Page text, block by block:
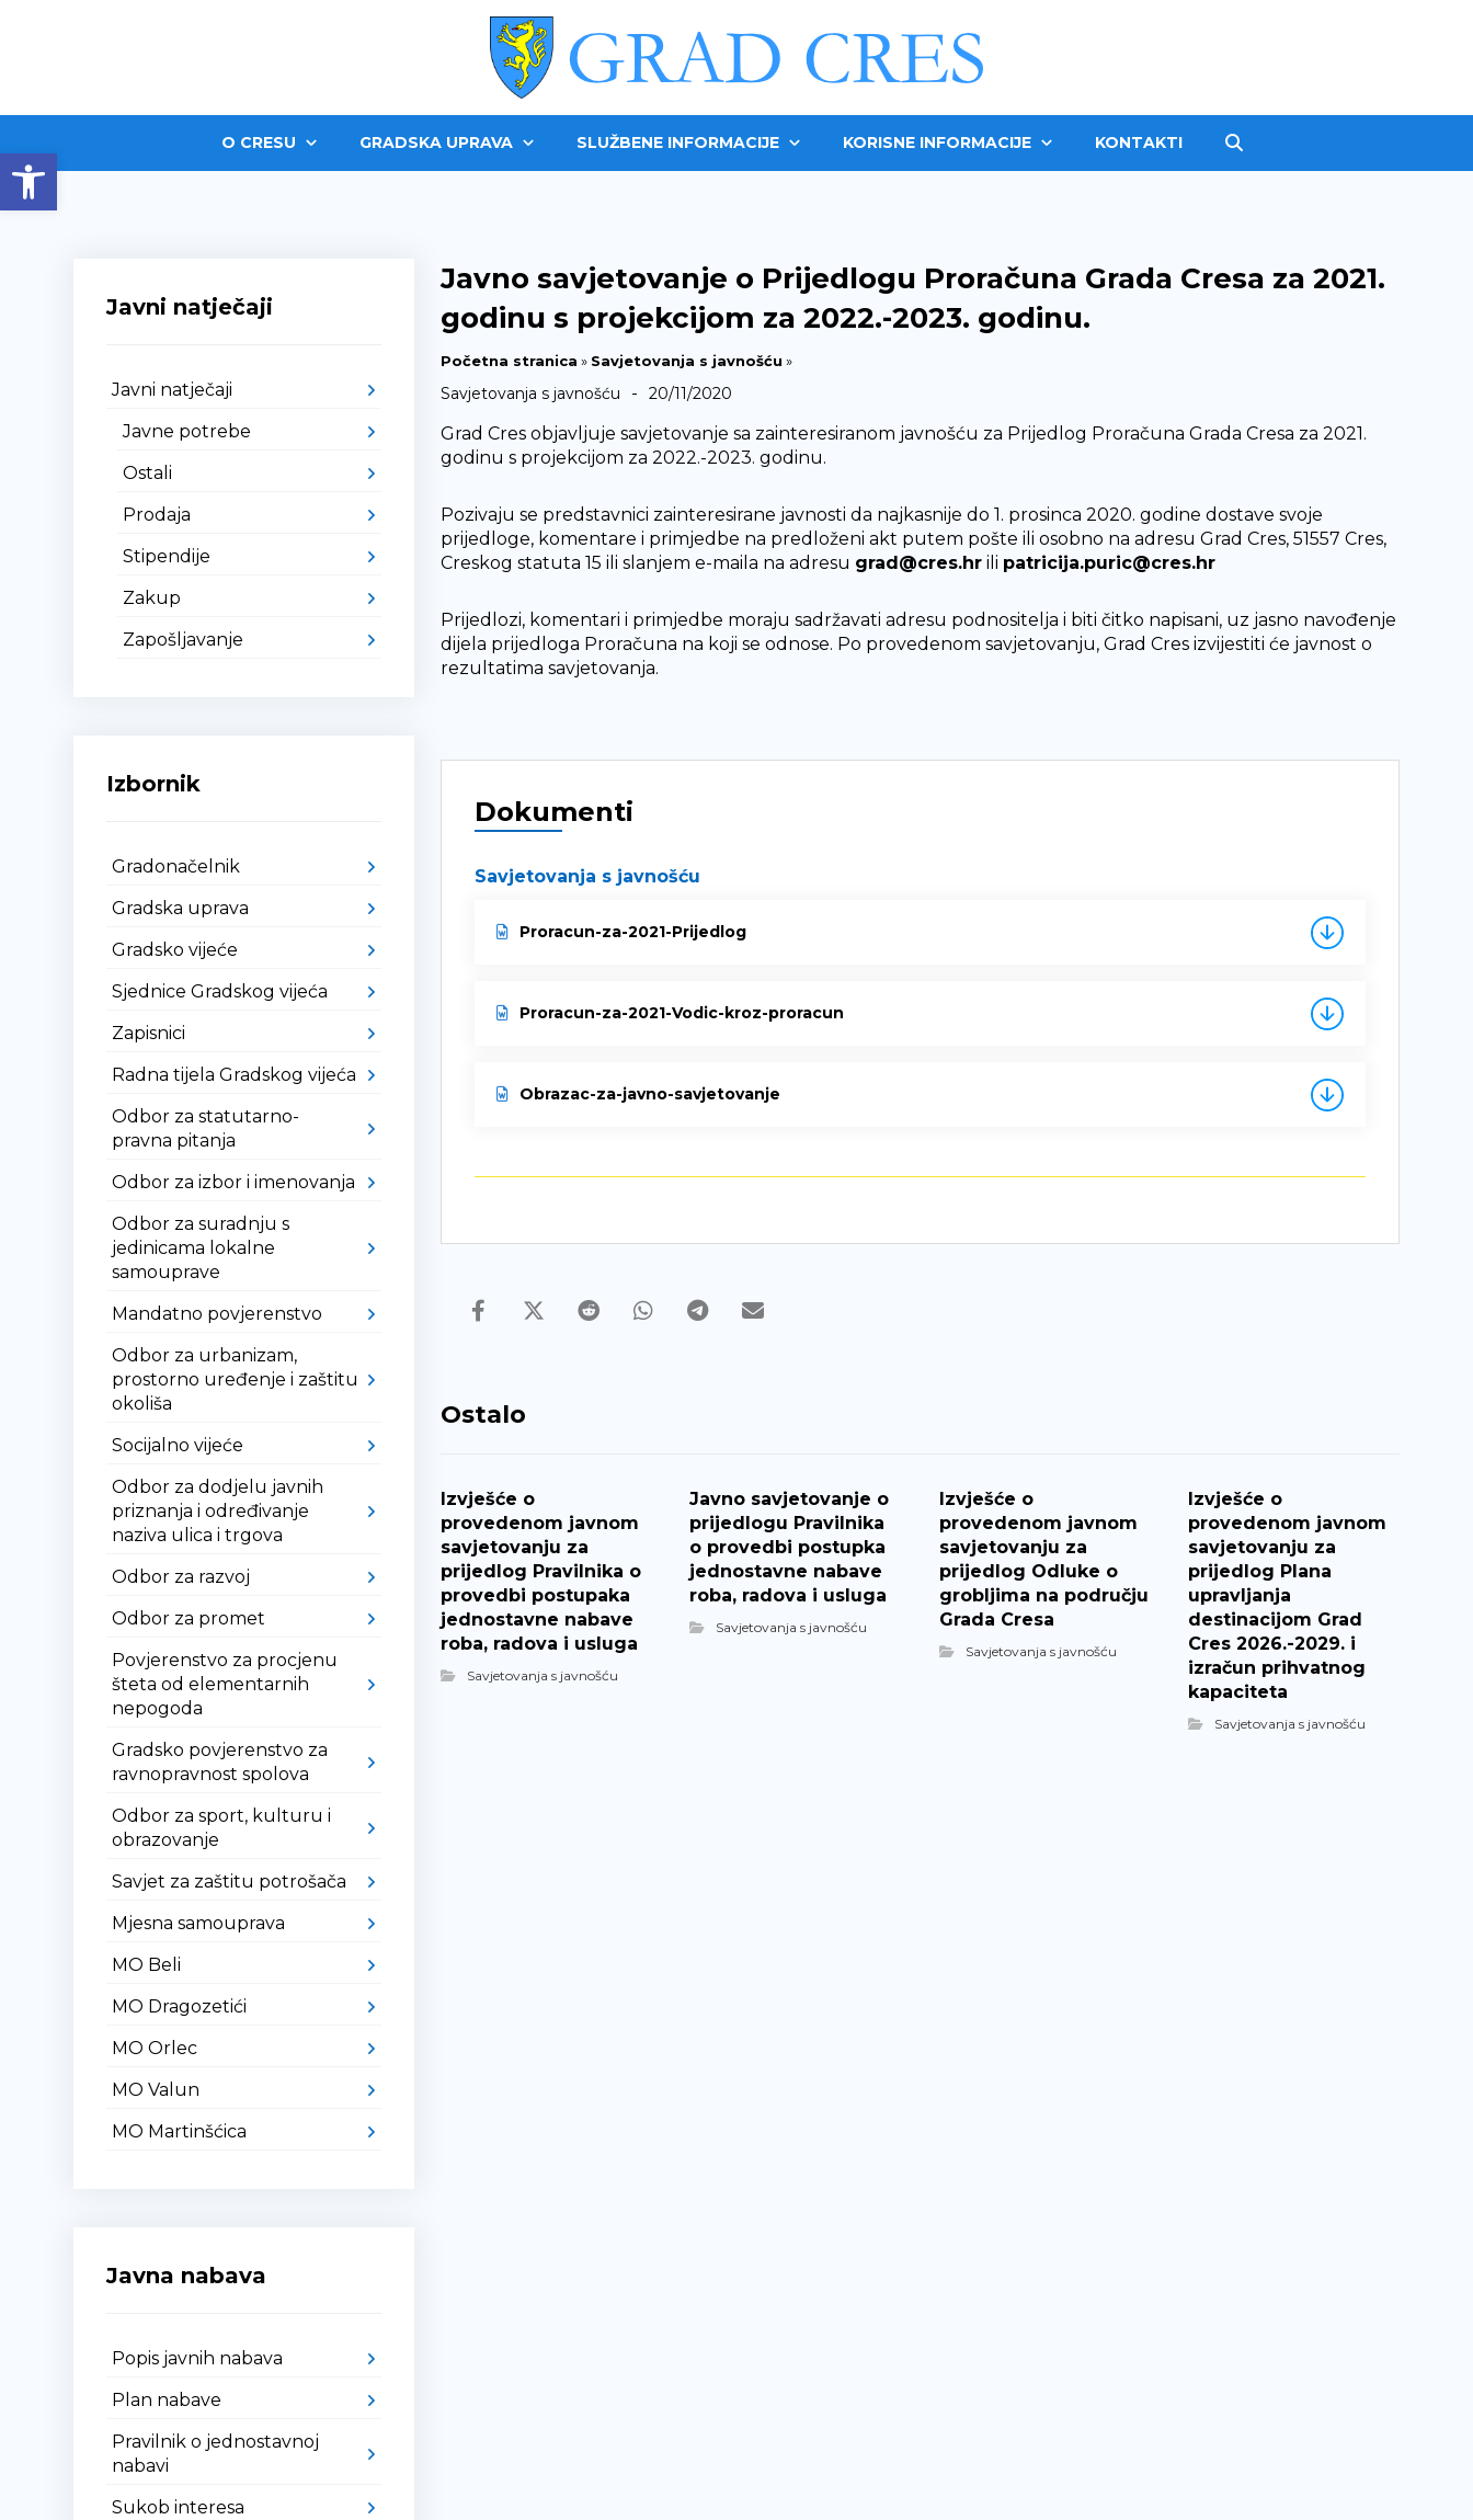
Open toolbarO CRESU GRADSKA UPRAVA SLUŽBENE INFORMACIJE KORISNE INFORMACIJE KONTAKTI
Javno savjetovanje o Prijedlogu Proračuna Grada Cresa za 2021.
godinu s projekcijom za 2022.-2023. godinu.
Početna stranica » Savjetovanja s javnošću »
Savjetovanja s javnošću - 20/11/2020
Grad Cres objavljuje savjetovanje sa zainteresiranom javnošću za Prijedlog Proračuna Grada Cresa za 2021.
godinu s projekcijom za 2022.-2023. godinu.
Pozivaju se predstavnici zainteresirane javnosti da najkasnije do 1. prosinca 2020. godine dostave svoje
prijedloge, komentare i primjedbe na predloženi akt putem pošte ili osobno na adresu Grad Cres, 51557 Cres,
Creskog statuta 15 ili slanjem e-maila na adresu grad@cres.hrili patricija.puric@cres.hr
Prijedlozi, komentari i primjedbe moraju sadržavati adresu podnositelja i biti čitko napisani, uz jasno navođenje
dijela prijedloga Proračuna na koji se odnose. Po provedenom savjetovanju, Grad Cres izvijestiti će javnost o
rezultatima savjetovanja.
Dokumenti
Savjetovanja s javnošću
Proracun-za-2021-Prijedlog
Proracun-za-2021-Vodic-kroz-proracun
Obrazac-za-javno-savjetovanje
Ostalo
Izvješće o
provedenom javnom
savjetovanju za
prijedlog Pravilnika o
provedbi postupaka
jednostavne nabave
roba, radova i usluga
Savjetovanja s javnošću
Javno savjetovanje o
prijedlogu Pravilnika
o provedbi postupka
jednostavne nabave
roba, radova i usluga
Savjetovanja s javnošću
Izvješće o
provedenom javnom
savjetovanju za
prijedlog Odluke o
grobljima na području
Grada Cresa
Savjetovanja s javnošću
Izvješće o
provedenom javnom
savjetovanju za
prijedlog Plana
upravljanja
destinacijom Grad
Cres 2026.-2029. i
izračun prihvatnog
kapaciteta
Savjetovanja s javnošću
Javni natječaji
Javni natječaji
Javne potrebe
Ostali
Prodaja
Stipendije
Zakup
Zapošljavanje
Izbornik
Gradonačelnik
Gradska uprava
Gradsko vijeće
Sjednice Gradskog vijeća
Zapisnici
Radna tijela Gradskog vijeća
Odbor za statutarno-
pravna pitanja
Odbor za izbor i imenovanja
Odbor za suradnju s
jedinicama lokalne
samouprave
Mandatno povjerenstvo
Odbor za urbanizam,
prostorno uređenje i zaštitu
okoliša
Socijalno vijeće
Odbor za dodjelu javnih
priznanja i određivanje
naziva ulica i trgova
Odbor za razvoj
Odbor za promet
Povjerenstvo za procjenu
šteta od elementarnih
nepogoda
Gradsko povjerenstvo za
ravnopravnost spolova
Odbor za sport, kulturu i
obrazovanje
Savjet za zaštitu potrošača
Mjesna samouprava
MO Beli
MO Dragozetići
MO Orlec
MO Valun
MO Martinšćica
Javna nabava
Popis javnih nabava
Plan nabave
Pravilnik o jednostavnoj
nabavi
Sukob interesa